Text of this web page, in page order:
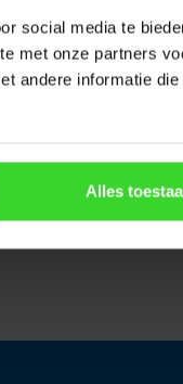
social media te
met onze partners
andere informatie
Alles
etc.
keuken of
etc.
etc.